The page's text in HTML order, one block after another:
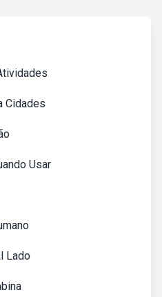
Cidades
Usar
Lado